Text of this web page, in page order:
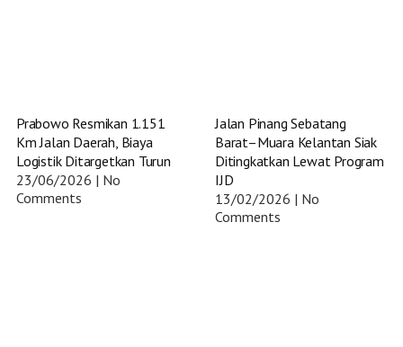
Prabowo Resmikan 1.151
Km Jalan Daerah, Biaya
Logistik Ditargetkan Turun
23/06/2026
No
Comments
Jalan Pinang Sebatang
Barat–Muara Kelantan Siak
Ditingkatkan Lewat Program
IJD
13/02/2026
No
Comments